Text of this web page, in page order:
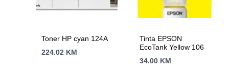
Toner HP cyan 124A
224.02 KM
Tinta EPSON
EcoTank Yellow 106
34.00 KM